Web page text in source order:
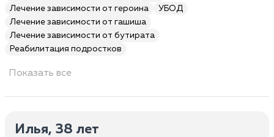
Лечение зависимости от героина
УБОД
Лечение зависимости от гашиша
Лечение зависимости от бутирата
Реабилитация подростков
Показать все
Илья, 38 лет